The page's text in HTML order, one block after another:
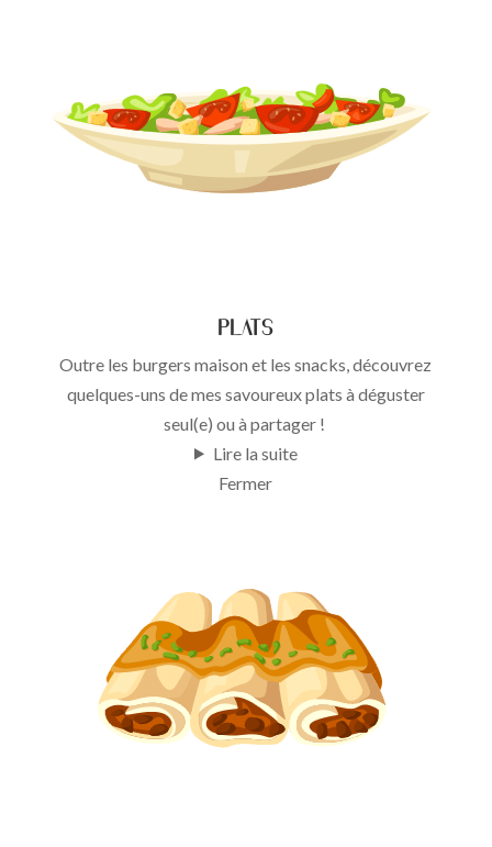
Plats
Outre les burgers maison et les snacks, découvrez
quelques-uns de mes savoureux plats à déguster
seul(e) ou à partager !
Lire la suite
Fermer